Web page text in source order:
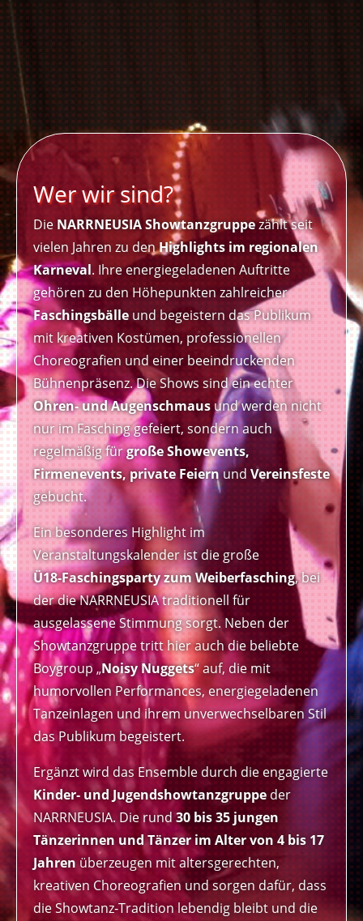
Wer wir sind?
Die NARRNEUSIA Showtanzgruppezählt seit
vielen Jahren zu denHighlights im regionalen
Karneval. Ihre energiegeladenen Auftritte
gehören zu den Höhepunkten zahlreicher
Faschingsbälleund begeistern das Publikum
mit kreativen Kostümen, professionellen
Choreografien und einer beeindruckenden
Bühnenpräsenz. Die Shows sind ein echter
Ohren‑ und Augenschmausund werden nicht
nur im Fasching gefeiert, sondern auch
regelmäßig fürgroße Showevents,
Firmenevents, private Feiernund Vereinsfeste
gebucht.
Ein besonderes Highlight im
Veranstaltungskalender ist die große
Ü18‑Faschingsparty zum Weiberfasching, bei
der die NARRNEUSIA traditionell für
ausgelassene Stimmung sorgt. Neben der
Showtanzgruppe tritt hier auch die beliebte
Boygroup „Noisy Nuggets“ auf, die mit
humorvollen Performances, energiegeladenen
Tanzeinlagen und ihrem unverwechselbaren Stil
das Publikum begeistert.
Ergänzt wird das Ensemble durch die engagierte
Kinder‑ und Jugendshowtanzgruppeder
NARRNEUSIA. Die rund30 bis 35 jungen
Tänzerinnen und Tänzer im Alter von 4 bis 17
Jahrenüberzeugen mit altersgerechten,
kreativen Choreografien und sorgen dafür, dass
die Showtanz‑Tradition lebendig bleibt und die